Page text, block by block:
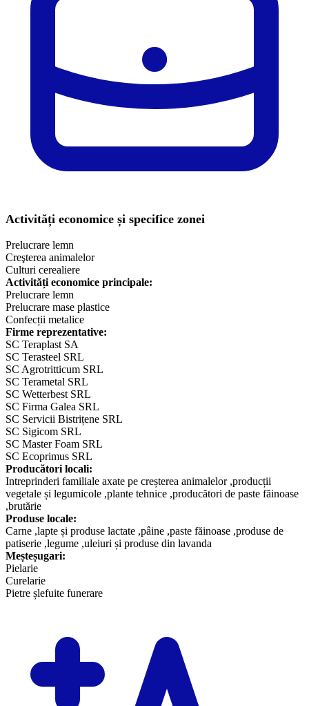
Activități economice și specifice zonei
Prelucrare lemn
Creşterea animalelor
Culturi cerealiere
Activități economice principale:
Prelucrare lemn
Prelucrare mase plastice
Confecții metalice
Firme reprezentative:
SC Teraplast SA
SC Terasteel SRL
SC Agrotritticum SRL
SC Terametal SRL
SC Wetterbest SRL
SC Firma Galea SRL
SC Servicii Bistrițene SRL
SC Sigicom SRL
SC Master Foam SRL
SC Ecoprimus SRL
​Producători locali:
Intreprinderi familiale axate pe creșterea animalelor ,producții
vegetale și legumicole ,plante tehnice ,producători de paste făinoase
,brutărie
Produse locale:
Carne ,lapte și produse lactate ,pâine ,paste făinoase ,produse de
patiserie ,legume ,uleiuri și produse din lavanda
Meșteșugari:
Pielarie
Curelarie
Pietre șlefuite funerare